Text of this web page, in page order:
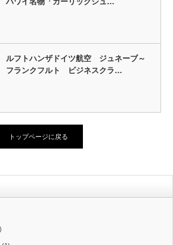
ルフトハンザドイツ航空 ジュネーブ～
フランクフルト ビジネスクラ…
トップページに戻る